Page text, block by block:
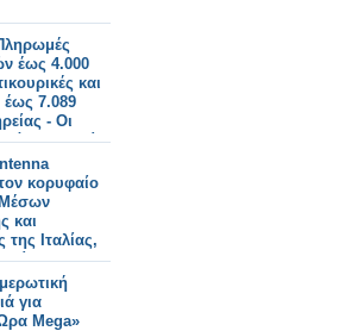
έως 4.000
και
έως 7.089
- Οι
κατηγορία.
κορυφαίο
και
Ιταλίας,
και τη
για
Mega»